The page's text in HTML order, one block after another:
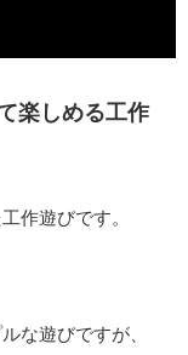
楽しめる工作
作遊びです。
な遊びですが、